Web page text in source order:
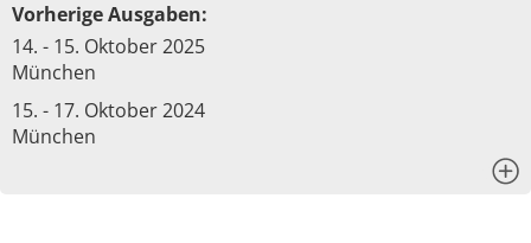
Vorherige Ausgaben:
14. - 15. Oktober 2025
München
15. - 17. Oktober 2024
München